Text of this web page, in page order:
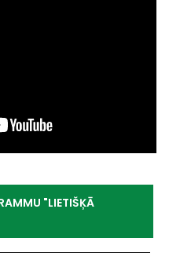
"LIETIŠĶĀ